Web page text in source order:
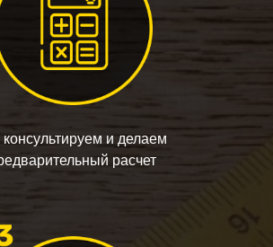
и делаем
расчет